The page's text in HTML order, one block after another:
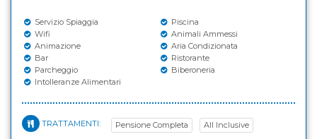
Servizio Spiaggia
Piscina
Wifi
Animali Ammessi
Animazione
Aria Condizionata
Bar
Ristorante
Parcheggio
Biberoneria
Intolleranze Alimentari
TRATTAMENTI: Pensione Completa All Inclusive